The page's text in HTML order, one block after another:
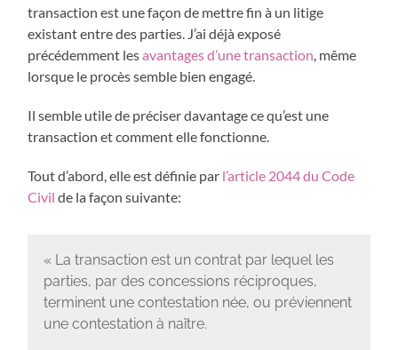
transaction est une façon de mettre fin à un litige
existant entre des parties. J’ai déjà exposé
précédemment lesavantages d’une transaction , même
lorsque le procès semble bien engagé.
Il semble utile de préciser davantage ce qu’est une
transaction et comment elle fonctionne.
Tout d’abord, elle est définie par l’article 2044 du Code
Civil de la façon suivante:
« La transaction est un contrat par lequel les
parties, par des concessions réciproques,
terminent une contestation née, ou préviennent
une contestation à naître.